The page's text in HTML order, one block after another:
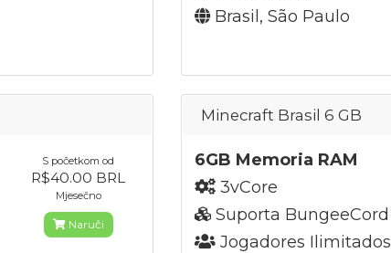
Brasil, São Paulo
S početkom od
R$40.00 BRL
Mjesečno
Naruči
Minecraft Brasil 6 GB
6GB Memoria RAM
3vCore
Suporta BungeeCord
Jogadores Ilimitados